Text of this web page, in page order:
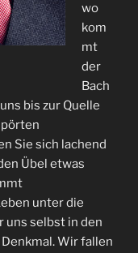
wo
kom
mt
der
Bach
bis zur Quelle
Sie sich lachend
Übel etwas
unter die
uns selbst in den
Wir fallen